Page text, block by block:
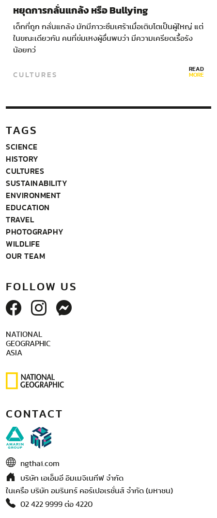
หยุดการกลั่นแกล้ง หรือ Bullying
เด็กที่ถูก กลั่นแกล้ง มักมีภาวะซึมเศร้าเมื่อเติบโตเป็นผู้ใหญ่ แต่
ในขณะเดียวกัน คนที่ข่มเหงผู้อื่นพบว่า มีความเครียดเรื้อรัง
น้อยกว่
CULTURES READ
MORE
TAGS
SCIENCE
HISTORY
CULTURES
SUSTAINABILITY
ENVIRONMENT
EDUCATION
TRAVEL
PHOTOGRAPHY
WILDLIFE
OUR TEAM
FOLLOW US
NATIONAL
GEOGRAPHIC
ASIA
CONTACT
ngthai.com
บริษัท เอเอ็มอี อิมเมจิเนทีฟ จำกัด
ในเครือ บริษัท อมรินทร์ คอร์เปอเรชั่นส์ จำกัด (มหาชน)
02 422 9999 ต่อ 4220